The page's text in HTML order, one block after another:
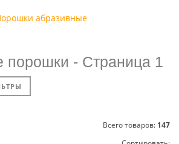
абразивные
порошки - Cтраница 1
Всего товаров: 147